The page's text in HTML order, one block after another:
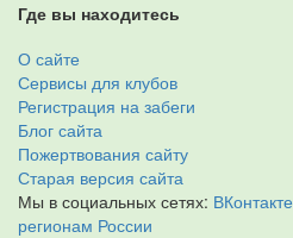
Где вы находитесь
О сайте
Сервисы для клубов
Регистрация на забеги
Блог сайта
Пожертвования сайту
Старая версия сайта
Мы в социальных сетях: ВКонтакте
регионам России